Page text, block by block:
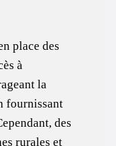
place des
à
la
fournissant
des
rurales et